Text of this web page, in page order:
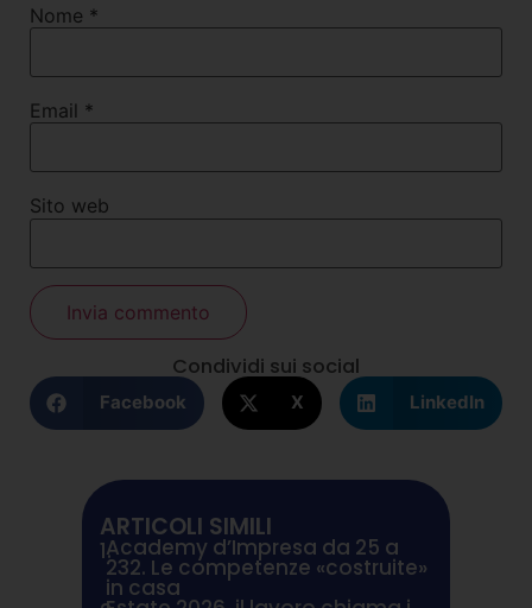
Nome *
Email *
Sito web
Condividi sui social
Facebook X LinkedIn
ARTICOLI SIMILI
1.Academy d’Impresa da 25 a
232. Le competenze «costruite»
in casa